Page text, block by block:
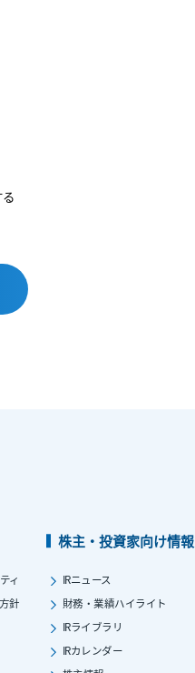
ィ
針
株主・投資家向け情報
IRニュース
財務・業績ハイライト
IRライブラリ
IRカレンダー